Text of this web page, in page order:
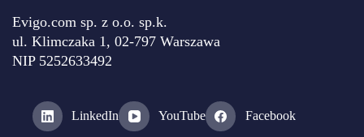
Evigo.com sp. z o.o. sp.k.
ul. Klimczaka 1, 02-797 Warszawa
NIP 5252633492
LinkedIn YouTube Facebook